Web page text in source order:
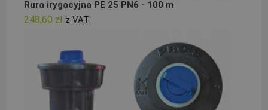
Rura irygacyjna PE 25 PN6 - 100 m
248,60 zł z VAT